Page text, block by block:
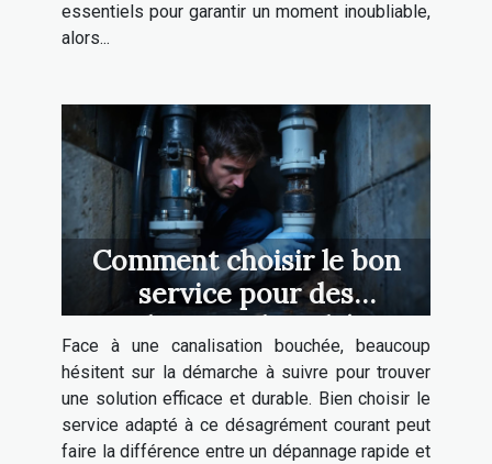
essentiels pour garantir un moment inoubliable,
alors...
Comment choisir le bon
service pour des
canalisations bouchées ?
Face à une canalisation bouchée, beaucoup
hésitent sur la démarche à suivre pour trouver
une solution efficace et durable. Bien choisir le
service adapté à ce désagrément courant peut
faire la différence entre un dépannage rapide et